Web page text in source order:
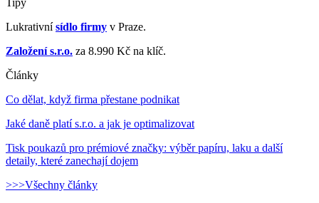
Tipy
Lukrativnísídlo firmy v Praze.
Založení s.r.o. za 8.990 Kč na klíč.
Články
Co dělat, když firma přestane podnikat
Jaké daně platí s.r.o. a jak je optimalizovat
Tisk poukazů pro prémiové značky: výběr papíru, laku a další
detaily, které zanechají dojem
>>>Všechny články